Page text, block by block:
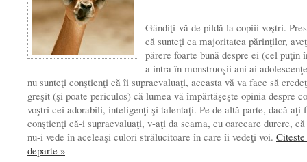
Gândiţi-vă de pildă la copiii voştri.
că sun­teţi ca majoritatea părinţilor,
părere foarte bună despre ei (cel puţin
a intra în monstruoşii ani ai
nu sunteţi conştienţi că îi supraevaluaţi, aceasta vă va face să
greşit (şi poate periculos) că lumea vă împărtăşeşte opinia despre
voştri cei adorabili, inteli­genţi şi talentaţi. Pe de altă parte, dacă aţi
conştienţi că-i supraevaluaţi, v-aţi da seama, cu oarecare durere,
nu-i vede în aceleaşi culori strălucitoare în care îi vedeţi voi.
departe »